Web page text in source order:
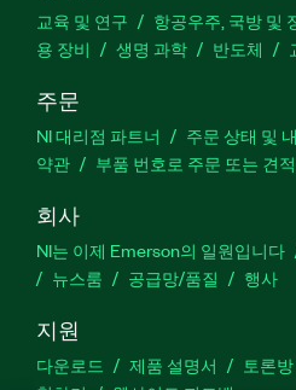
교육 및 연구 항공우주, 국방 및
용 장비
생명 과학 반도체
주문
NI 대리점 파트너 주문 상태 및
약관
부품 번호로 주문 또는 견
회사
NI는 이제 Emerson의 일원입니다
뉴스룸
공급망/품질 행사
지원
다운로드 제품 설명서 토론방